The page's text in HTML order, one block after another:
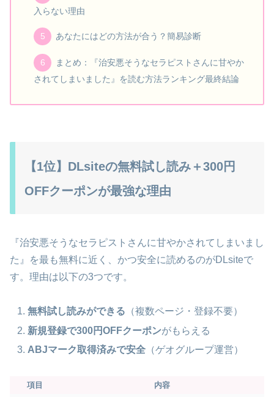
入らない理由
あなたにはどの方法が合う？簡易診断
まとめ：『治安悪そうなセラピストさんに甘やか
されてしまいました』を読む方法ランキング最終結論
【1位】DLsiteの無料試し読み＋300円
OFFクーポンが最強な理由
『治安悪そうなセラピストさんに甘やかされてしまいまし
た』を最も無料に近く、かつ安全に読めるのがDLsiteで
す。理由は以下の3つです。
無料試し読みができる （複数ページ・登録不要）
新規登録で300円OFFクーポンがもらえる
ABJマーク取得済みで安全 （ゲオグループ運営）
項目 内容